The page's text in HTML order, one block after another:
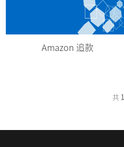
Amazon 追款
共 1